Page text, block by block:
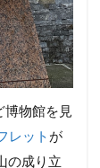
博物館を見
レット が
の成り立